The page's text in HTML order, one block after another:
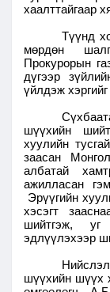
хаалттайгаар
Түүнд
мөрдөн
Прокурорын
дүгээр
үйлдэж
шүүхийн
хуулийн
заасан
албатай
ажилласан
Эрүүгийн
хэсэгт
шийтгэж, уг
эдлүүлэхээр
шүүхийн шүүх